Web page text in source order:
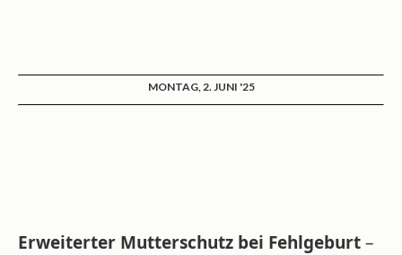
MONTAG, 2. JUNI '25
Erweiterter Mutterschutz bei Fehlgeburt–